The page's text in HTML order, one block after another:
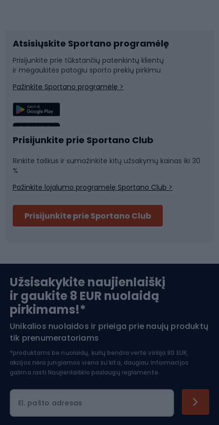
Dviračių dalys
Laipiojimas
Žvejyba
Sportinė medicina
Rogutės ir čiuožynės
Snieglenčių sportas
Plaukimas
Komandinis sportas
Slidinėjimas
Apranga žiemos sportui
Šiaurietiškas ėjimas
Atsisiųskite Sportano programėlę
Prisijunkite prie tūkstančių patenkintų klientų
ir mėgaukitės patogiu sporto prekių pirkimu
Pažinkite Sportano programėlę >
Prisijunkite prie Sportano Club
Rinkite taškus ir sumažinkite kitų užsakymų kainas iki 30
%
Pažinkite lojalumo programėlę Sportano Club >
Prisijunkite prie Sportano Club
Užsisakykite naujienlaiškį
ir gaukite 8 EUR nuolaidą
pirkimams!*
Unikalios nuolaidos ir prieiga prie naujų produktų
tik prenumeratoriams
*produktams be nuolaidų, kurių bendra vertė viršija 80 EUR,
akcijos nėra jungiamos viena su kita, daugiau informacijos
galima rasti Naujienlaiškio paslaugų reglamente.
El. pašto adresas